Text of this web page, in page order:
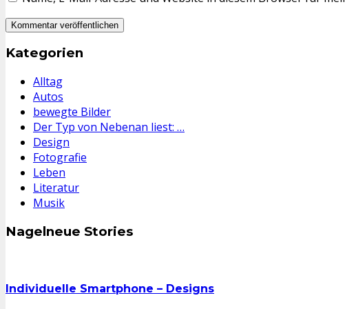
Kategorien
Alltag
Autos
bewegte Bilder
Der Typ von Nebenan liest: …
Design
Fotografie
Leben
Literatur
Musik
Nagelneue Stories
Individuelle Smartphone – Designs